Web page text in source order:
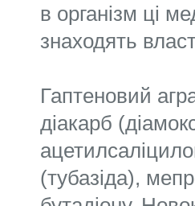
в організм ці
знаходять
Гаптеновий
діакарб
(тубазіда),